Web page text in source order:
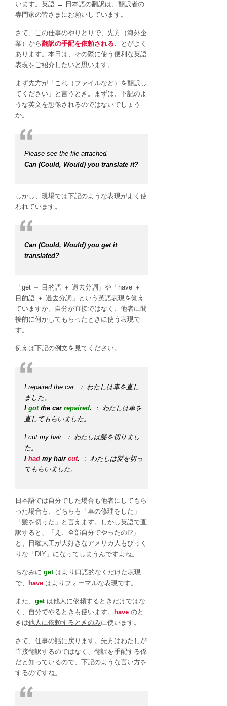
な
表
現
は
います。英語 → 日本語の翻訳は、翻訳者の
専門家の皆さまにお願いしています。
さて、この仕事のやりとりで、先方（海外企
業）から翻訳の手配を依頼される ことがよく
あります。本日は、その際に使う便利な英語
表現をご紹介したいと思います。
まず先方が「これ（ファイルなど）を翻訳し
てください」と言うとき。まずは、下記のよ
うな英文を想像されるのではないでしょう
か。
Please see the file attached.
Can (Could, Would) you translate it?
しかし、現場では下記のような表現がよく使
われています。
Can (Could, Would) you get it
translated?
「get ＋ 目的語 ＋ 過去分詞」や「have ＋
目的語 ＋ 過去分詞」という英語表現を覚え
ていますか。自分が直接ではなく、他者に間
接的に何かしてもらったときに使う表現で
す。
例えば下記の例文を見てください。
I repaired the car. ： わたしは車を直し
ました。
I gotthe car repaired. ： わたしは車を
直してもらいました。
I cut my hair. ： わたしは髪を切りまし
た。
I had my hair cut. ： わたしは髪を切っ
てもらいました。
日本語では自分でした場合も他者にしてもら
った場合も、どちらも「車の修理をした」
「髪を切った」と言えます。しかし英語で直
訳すると、「え、全部自分でやったの!?」
と、日曜大工が大好きなアメリカ人もびっく
りな「DIY」になってしまうんですよね。
ちなみに getはより 口語的なくだけた表現
で、
have はより フォーマルな表現です。
また、 getは他人に依頼するときだけではな
く、自分でやるとき も使います。 have のと
きは他人に依頼するときのみに使います。
さて、仕事の話に戻ります。先方はわたしが
直接翻訳するのではなく、翻訳を手配する係
だと知っているので、下記のような言い方を
するのですね。